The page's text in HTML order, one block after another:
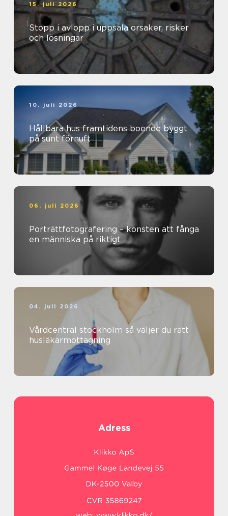
15. juli 2026
Stopp i avlopp i uppsala orsaker, risker
och lösningar
10. juli 2026
Hållbara hus framtidens boende byggt
på sunt förnuft
06. juli 2026
Porträttfotografering – konsten att fånga
en människa på riktigt
04. juli 2026
Vårdcentral stockholm så väljer du rätt
husläkarmottagning
Adress